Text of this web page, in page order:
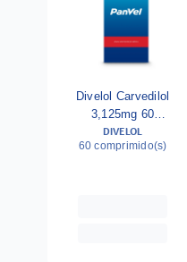
Divelol Carvedilol
3,125mg 60
Comprimidos
DIVELOL
60 comprimido(s)